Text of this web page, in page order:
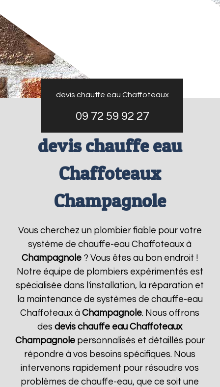
devis chauffe eau Chaffoteaux
09 72 59 92 27
devis chauffe eau
Chaffoteaux
Champagnole
Vous cherchez un plombier fiable pour votre
système de chauffe-eau Chaffoteaux à
Champagnole ? Vous êtes au bon endroit !
Notre équipe de plombiers expérimentés est
spécialisée dans l'installation, la réparation et
la maintenance de systèmes de chauffe-eau
Chaffoteaux àChampagnole. Nous offrons
desdevis chauffe eau Chaffoteaux
Champagnolepersonnalisés et détaillés pour
répondre à vos besoins spécifiques. Nous
intervenons rapidement pour résoudre vos
problèmes de chauffe-eau, que ce soit une